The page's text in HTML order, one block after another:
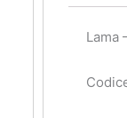
Lama